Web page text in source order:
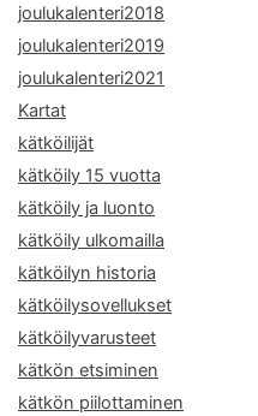
joulukalenteri2018
joulukalenteri2019
joulukalenteri2021
Kartat
kätköilijät
kätköily 15 vuotta
kätköily ja luonto
kätköily ulkomailla
kätköilyn historia
kätköilysovellukset
kätköilyvarusteet
kätkön etsiminen
kätkön piilottaminen